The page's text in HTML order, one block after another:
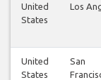
United
States
Los
United
States
San